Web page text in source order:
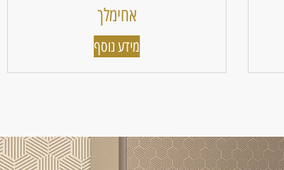
אחימלך
מידע נוסף